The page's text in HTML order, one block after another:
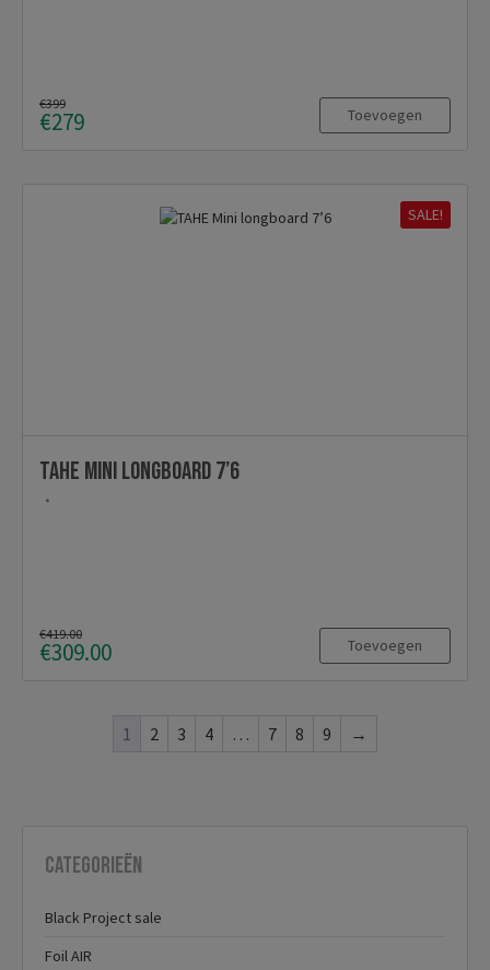
€399
€279 Toevoegen
SALE!
TAHE Mini longboard 7’6
€419.00
€309.00 Toevoegen
1 2 3 4 … 7 8 9 →
Categorieën
Black Project sale
Foil AIR